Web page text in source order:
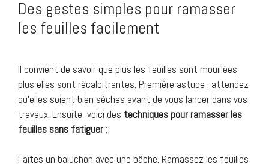
Des gestes simples pour ramasser
les feuilles facilement
Il convient de savoir que plus les feuilles sont mouillées,
plus elles sont récalcitrantes. Première astuce : attendez
qu’elles soient bien sèches avant de vous lancer dans vos
travaux. Ensuite, voici des techniques pour ramasser les
feuilles sans fatiguer:
Faites un baluchon avec une bâche. Ramassez les feuilles